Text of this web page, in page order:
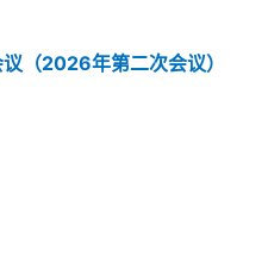
（2026年第二次会议）